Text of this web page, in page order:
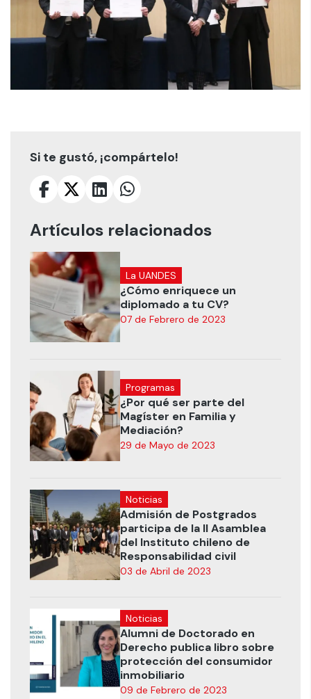
Si te gustó, ¡compártelo!
Artículos relacionados
La UANDES
¿Cómo enriquece un
diplomado a tu CV?
07 de Febrero de 2023
Programas
¿Por qué ser parte del
Magíster en Familia y
Mediación?
29 de Mayo de 2023
Noticias
Admisión de Postgrados
participa de la II Asamblea
del Instituto chileno de
Responsabilidad civil
03 de Abril de 2023
Noticias
Alumni de Doctorado en
Derecho publica libro sobre
protección del consumidor
inmobiliario
09 de Febrero de 2023